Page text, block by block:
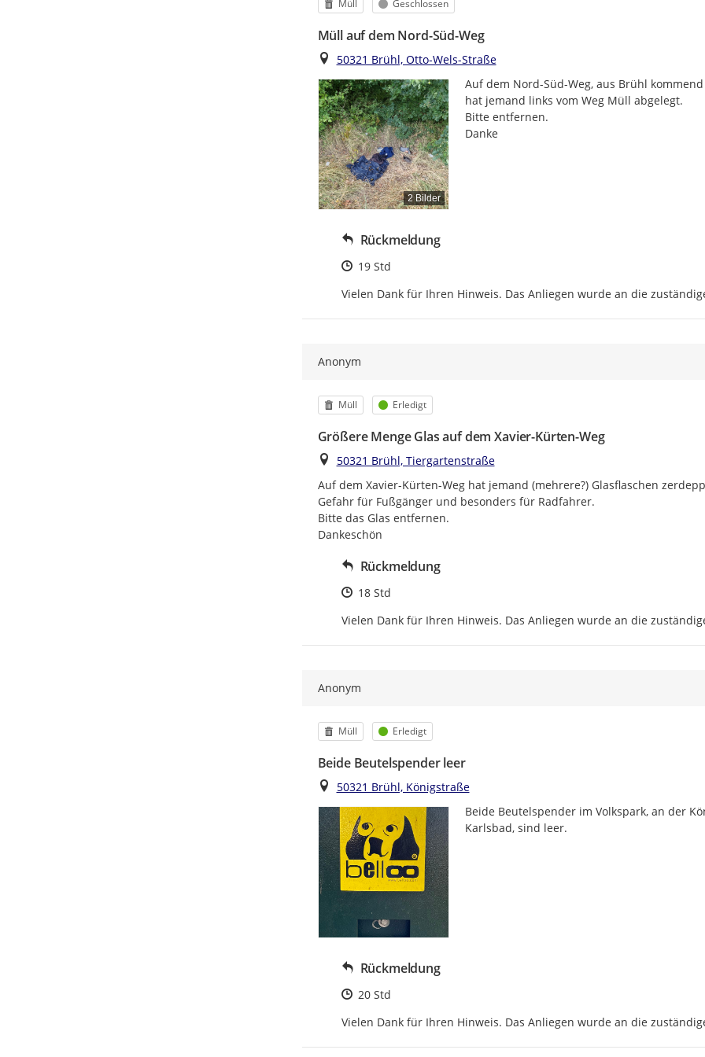
Kategorie
Müll Status
Geschlossen
Müll auf dem Nord-Süd-Weg
Ort
50321 Brühl, Otto-Wels-Straße
2 Bilder
Auf dem Nord-Süd-Weg, aus Brühl
hat jemand links vom Weg Müll abgelegt.
Bitte entfernen.
Danke
Rückmeldung
Zeitpunkt des Erstellens
19 Std
Vielen Dank für Ihren Hinweis. Das Anliegen wurde an die
Anonym
Kategorie
Müll Status
Erledigt
Größere Menge Glas auf dem Xavier-Kürten-Weg
Ort
50321 Brühl, Tiergartenstraße
Auf dem Xavier-Kürten-Weg hat jemand (mehrere?) Glasflaschen
Gefahr für Fußgänger und besonders für Radfahrer.
Bitte das Glas entfernen.
Dankeschön
Rückmeldung
Zeitpunkt des Erstellens
18 Std
Vielen Dank für Ihren Hinweis. Das Anliegen wurde an die
Anonym
Kategorie
Müll Status
Erledigt
Beide Beutelspender leer
Ort
50321 Brühl, Königstraße
Beide Beutelspender im Volkspark, an der
Karlsbad, sind leer.
Rückmeldung
Zeitpunkt des Erstellens
20 Std
Vielen Dank für Ihren Hinweis. Das Anliegen wurde an die